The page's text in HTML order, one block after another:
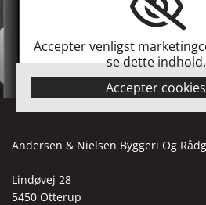
Accepter venligst
se dette indhold.
Accepter cookies
Andersen & Nielsen Byggeri Og
Lindøvej 28
5450 Otterup